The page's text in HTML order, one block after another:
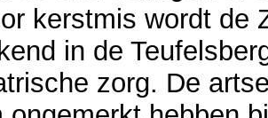
kerstmis wordt de
in de
zorg. De